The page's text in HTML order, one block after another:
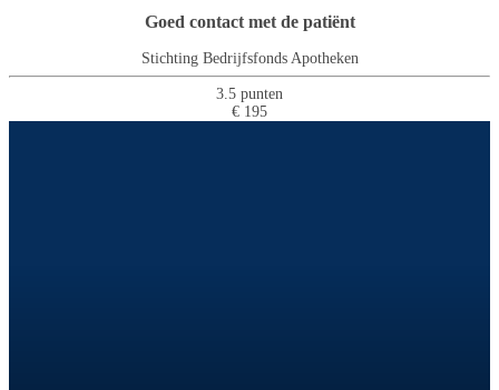
Goed contact met de patiënt
Stichting Bedrijfsfonds Apotheken
3.5 punten
€ 195